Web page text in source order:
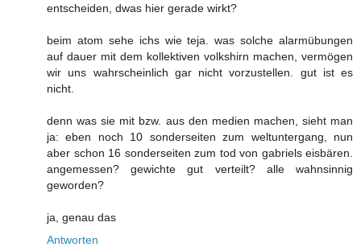
entscheiden, dwas hier gerade wirkt?
beim atom sehe ichs wie teja. was solche alarmübungen
auf dauer mit dem kollektiven volkshirn machen, vermögen
wir uns wahrscheinlich gar nicht vorzustellen. gut ist es
nicht.
denn was sie mit bzw. aus den medien machen, sieht man
ja: eben noch 10 sonderseiten zum weltuntergang, nun
aber schon 16 sonderseiten zum tod von gabriels eisbären.
angemessen? gewichte gut verteilt? alle wahnsinnig
geworden?
ja, genau das
Antworten